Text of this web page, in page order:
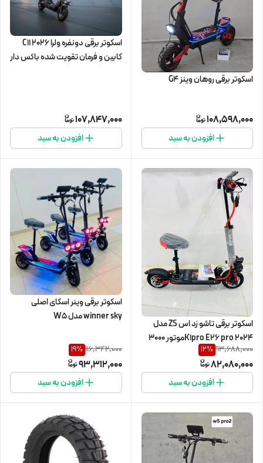
اسکوتر برقی روهان وینز G4
108,598,000
افزودن به سبد
اسکوتر برقی دونفره ولرا C11 2026
کابین و فرمان تقویت شده باکس دار
107,847,000
افزودن به سبد
اسکوتر برقی تاشو زد اس ZS مدل
K1pro E26 pro 2024موتور ۳۰۰۰
وات
93,688,000
12%
82,080,000
افزودن به سبد
اسکوتر برقی وینر اسکای اصلی
winner sky مدل W5
116,342,000
19%
93,312,000
افزودن به سبد